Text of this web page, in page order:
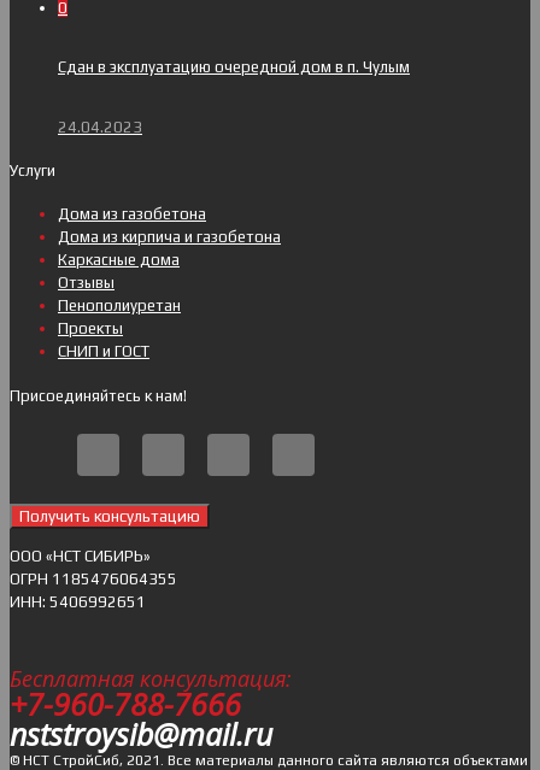
0
Сдан в эксплуатацию очередной дом в п. Чулым
24.04.2023
Услуги
Дома из газобетона
Дома из кирпича и газобетона
Каркасные дома
Отзывы
Пенополиуретан
Проекты
СНИП и ГОСТ
Присоединяйтесь к нам!
Получить консультацию
ОOO «НСТ СИБИРЬ»
ОГРН 1185476064355
ИНН: 5406992651
Бесплатная консультация:
+7-960-788-7666
nststroysib@mail.ru
© НСТ СтройСиб, 2021. Все материалы данного сайта являются объектами